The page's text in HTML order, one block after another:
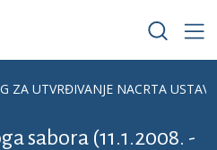
ZA UTVRĐIVANJE NACRTA
sabora (11.1.2008. -